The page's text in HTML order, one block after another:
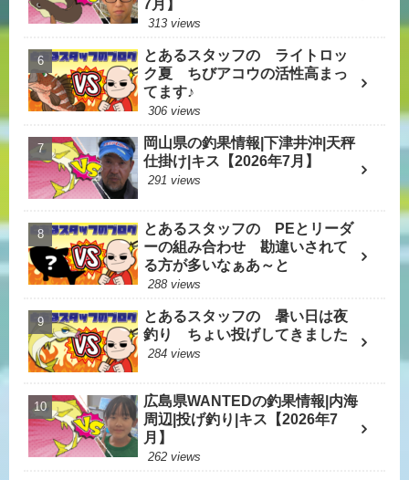
7月】
313 views
とあるスタッフの ライトロッ
ク夏 ちびアコウの活性高まっ
てます♪
306 views
岡山県の釣果情報|下津井沖|天秤
仕掛け|キス【2026年7月】
291 views
とあるスタッフの PEとリーダ
ーの組み合わせ 勘違いされて
る方が多いなぁあ～と
288 views
とあるスタッフの 暑い日は夜
釣り ちょい投げしてきました
284 views
広島県WANTEDの釣果情報|内海
周辺|投げ釣り|キス【2026年7
月】
262 views